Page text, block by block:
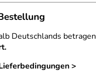
Deutschlands
>